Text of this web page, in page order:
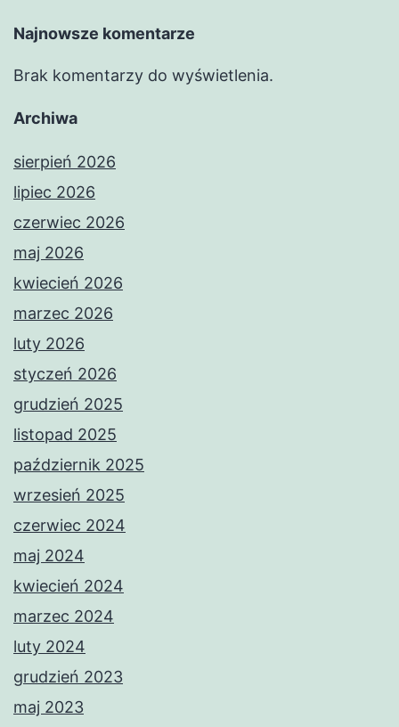
Najnowsze komentarze
Brak komentarzy do wyświetlenia.
Archiwa
sierpień 2026
lipiec 2026
czerwiec 2026
maj 2026
kwiecień 2026
marzec 2026
luty 2026
styczeń 2026
grudzień 2025
listopad 2025
październik 2025
wrzesień 2025
czerwiec 2024
maj 2024
kwiecień 2024
marzec 2024
luty 2024
grudzień 2023
maj 2023